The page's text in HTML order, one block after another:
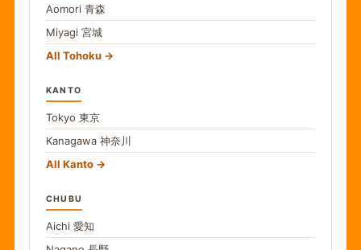
Aomori 青森
Miyagi 宮城
All Tohoku
KANTO
Tokyo 東京
Kanagawa 神奈川
All Kanto
CHUBU
Aichi 愛知